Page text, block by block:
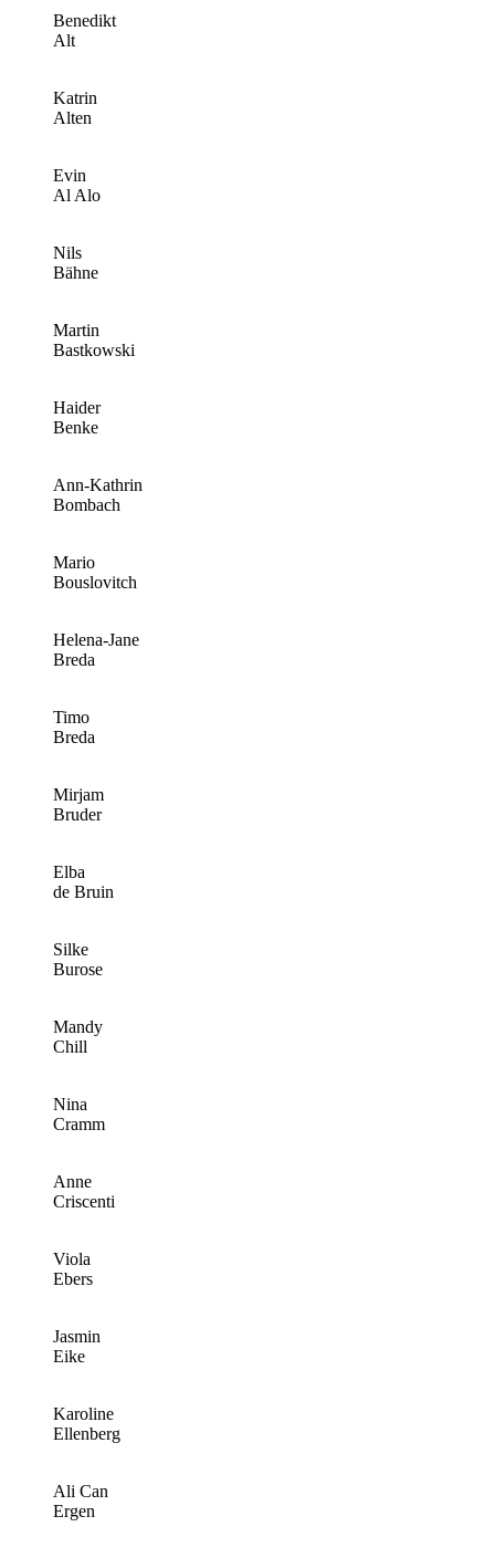
Benedikt
Alt
Katrin
Alten
Evin
Al Alo
Nils
Bähne
Martin
Bastkowski
Haider
Benke
Ann-Kathrin
Bombach
Mario
Bouslovitch
Helena-Jane
Breda
Timo
Breda
Mirjam
Bruder
Elba
de Bruin
Silke
Burose
Mandy
Chill
Nina
Cramm
Anne
Criscenti
Viola
Ebers
Jasmin
Eike
Karoline
Ellenberg
Ali Can
Ergen